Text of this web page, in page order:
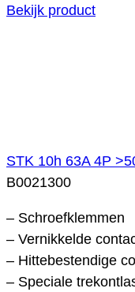
Bekijk product
STK 10h 63A 4P
B0021300
– Schroefklemmen
– Vernikkelde
– Hittebestendige
– Speciale